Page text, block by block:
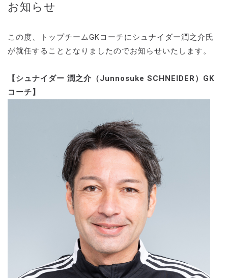
お知らせ
この度、トップチームGKコーチにシュナイダー潤之介氏
が就任することとなりましたのでお知らせいたします。
【シュナイダー 潤之介（Junnosuke SCHNEIDER）GK
コーチ】